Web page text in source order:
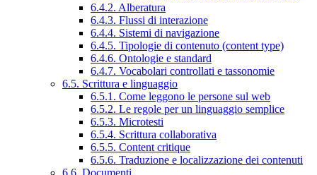
6.4.2. Alberatura
6.4.3. Flussi di interazione
6.4.4. Sistemi di navigazione
6.4.5. Tipologie di contenuto (content type)
6.4.6. Ontologie e standard
6.4.7. Vocabolari controllati e tassonomie
6.5. Scrittura e linguaggio
6.5.1. Come leggono le persone sul web
6.5.2. Le regole per un linguaggio semplice
6.5.3. Microtesti
6.5.4. Scrittura collaborativa
6.5.5. Content critique
6.5.6. Traduzione e localizzazione dei contenuti
6.6. Documenti